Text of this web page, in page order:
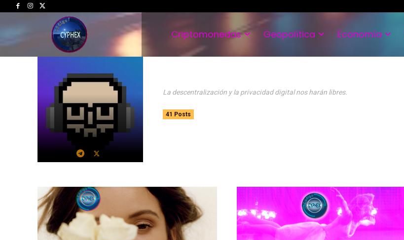
Criptomonedas Geopolítica Economía
La descentralización y la privacidad digital nos harán libres.
41 Posts